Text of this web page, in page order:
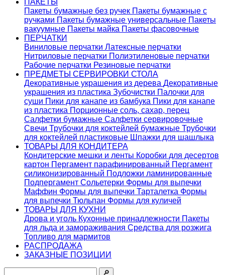
ПАКЕТЫ
Пакеты бумажные без ручек Пакеты бумажные с
ручками Пакеты бумажные универсальные Пакеты
вакуумные Пакеты майка Пакеты фасовочные
ПЕРЧАТКИ
Виниловые перчатки Латексные перчатки
Нитриловые перчатки Полиэтиленовые перчатки
Рабочие перчатки Резиновые перчатки
ПРЕДМЕТЫ СЕРВИРОВКИ СТОЛА
Декоративные украшения из дерева Декоративные
украшения из пластика Зубочистки Палочки для
суши Пики для канапе из бамбука Пики для канапе
из пластика Порционные соль, сахар, перец
Салфетки бумажные Салфетки сервировочные
Свечи Трубочки для коктейлей бумажные Трубочки
для коктейлей пластиковые Шпажки для шашлыка
ТОВАРЫ ДЛЯ КОНДИТЕРА
Кондитерские мешки и ленты Коробки для десертов
картон Пергамент парафинированный Пергамент
силиконизированный Подложки ламинированные
Подпергамент Сольетерки Формы для выпечки
Маффин Формы для выпечки Тарталетка Формы
для выпечки Тюльпан Формы для куличей
ТОВАРЫ ДЛЯ КУХНИ
Дрова и уголь Кухонные принадлежности Пакеты
для льда и замораживания Средства для розжига
Топливо для мармитов
РАСПРОДАЖА
ЗАКАЗНЫЕ ПОЗИЦИИ
🔎︎